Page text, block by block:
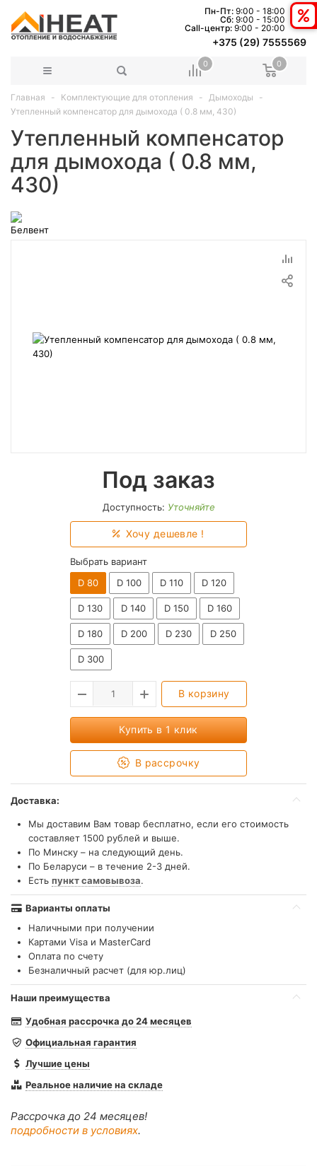
Пн-Пт: 9:00 - 18:00
Сб: 9:00 - 15:00
Сall-центр: 9:00 - 20:00
+375 (29) 7555569
0 0
Главная Комплектующие для отопления
Дымоходы
Утепленный компенсатор для дымохода ( 0.8 мм, 430)
Утепленный компенсатор
для дымохода ( 0.8 мм,
430)
Под заказ
Доступность: Уточняйте
Хочу дешевле !
Выбрать вариант
D 80
D 100 D 110 D 120
D 130 D 140 D 150 D 160
D 180 D 200 D 230 D 250
D 300
В корзину
Купить в 1 клик
В рассрочку
Доставка:
Мы доставим Вам товар бесплатно, если его стоимость
составляет 1500 рублей и выше.
По Минску – на следующий день.
По Беларуси – в течение 2-3 дней.
Есть пункт самовывоза.
Варианты оплаты
Наличными при получении
Картами Visa и MasterCard
Оплата по счету
Безналичный расчет (для юр.лиц)
Наши преимущества
Удобная рассрочка до 24 месяцев
Официальная гарантия
Лучшие цены
Реальное наличие на складе
Рассрочка до 24 месяцев!
подробности в условиях.